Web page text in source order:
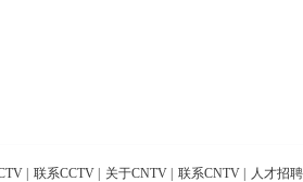
联系CCTV 关于CNTV 联系CNTV 人才招聘